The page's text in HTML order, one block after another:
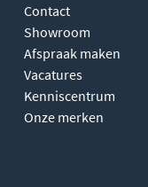
Contact
Showroom
Afspraak maken
Vacatures
Kenniscentrum
Onze merken